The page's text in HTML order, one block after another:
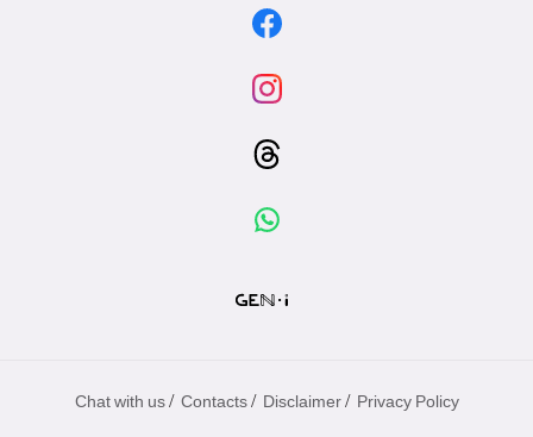
Chat with us / Contacts / Disclaimer / Privacy Policy